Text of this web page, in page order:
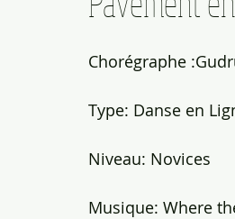
Chorégraphe
Type: Danse en
Niveau: Novices
Musique: Where